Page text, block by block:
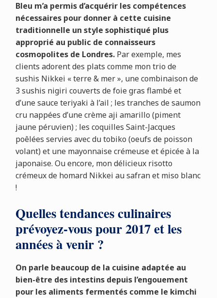
Bleu m’a permis d’acquérir les compétences
nécessaires pour donner à cette cuisine
traditionnelle un style sophistiqué plus
approprié au public de connaisseurs
cosmopolites de Londres.Par exemple, mes
clients adorent des plats comme mon trio de
sushis Nikkei « terre & mer », une combinaison de
3 sushis nigiri couverts de foie gras flambé et
d’une sauce teriyaki à l’ail ; les tranches de saumon
cru nappées d’une crème aji amarillo (piment
jaune péruvien) ; les coquilles Saint-Jacques
poêlées servies avec du tobiko (oeufs de poisson
volant) et une mayonnaise crémeuse et épicée à la
japonaise. Ou encore, mon délicieux risotto
crémeux de homard Nikkei au safran et miso blanc
!
Quelles tendances culinaires
prévoyez-vous pour 2017 et les
années à venir ?
On parle beaucoup de la cuisine adaptée au
bien-être des intestins depuis l’engouement
pour les aliments fermentés comme le kimchi